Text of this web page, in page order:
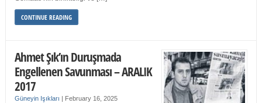
CONTINUE READING
Ahmet Şık’ın Duruşmada
Engellenen Savunması – ARALIK
2017
Güneyin Işıkları | February 16, 2025